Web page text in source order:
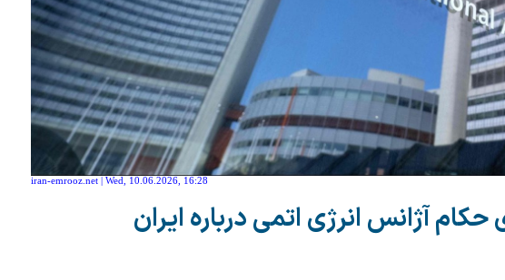
iran-emrooz.net | Wed, 10.06.2026, 16:28
آژانس انرژی اتمی درباره ایران